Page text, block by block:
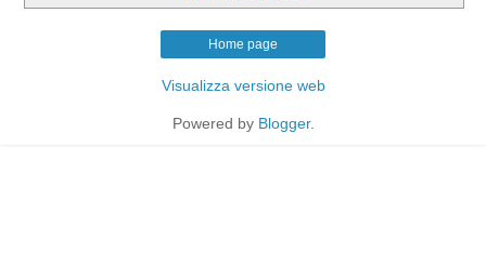
Home page
Visualizza versione web
Powered by Blogger.